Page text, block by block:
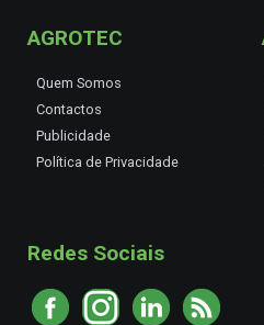
AGROTEC
Quem Somos
Contactos
Publicidade
Política de Privacidade
Redes Sociais